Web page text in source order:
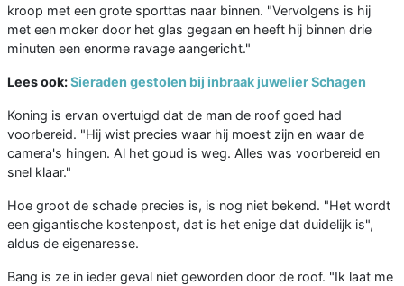
kroop met een grote sporttas naar binnen. "Vervolgens is hij
met een moker door het glas gegaan en heeft hij binnen drie
minuten een enorme ravage aangericht."
Lees ook:Sieraden gestolen bij inbraak juwelier Schagen
Koning is ervan overtuigd dat de man de roof goed had
voorbereid. "Hij wist precies waar hij moest zijn en waar de
camera's hingen. Al het goud is weg. Alles was voorbereid en
snel klaar."
Hoe groot de schade precies is, is nog niet bekend. "Het wordt
een gigantische kostenpost, dat is het enige dat duidelijk is",
aldus de eigenaresse.
Bang is ze in ieder geval niet geworden door de roof. "Ik laat me